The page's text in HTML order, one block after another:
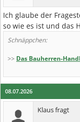
Ich glaube der
so wie es ist und das
Schnäppchen:
>> Das Bauherren-
08.07.2026
Klaus fragt